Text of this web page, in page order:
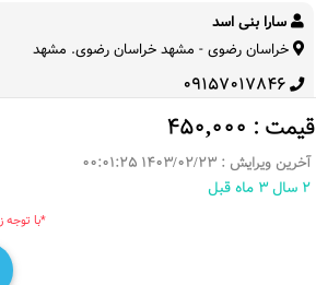
سارا بنی اسد
خراسان رضوی - مشهد خراسان رضوی. مشهد
09157017846
قیمت : 450,000
آخرین ویرایش : 1403/02/23 00:01:25
2 سال 3 ماه قبل
*با